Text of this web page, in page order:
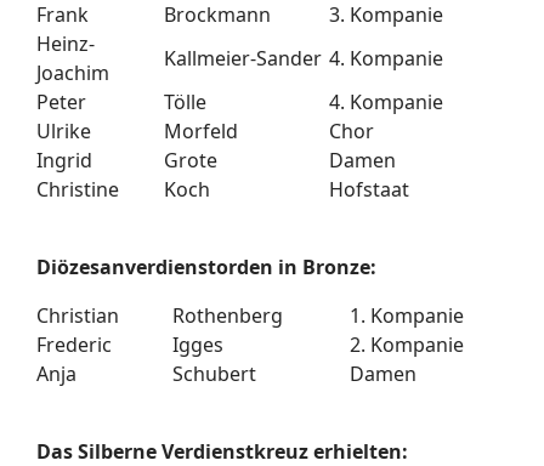
Frank
Brockmann
3. Kompanie
Heinz-
Joachim
Kallmeier-Sander 4. Kompanie
Peter
Tölle
4. Kompanie
Ulrike
Morfeld
Chor
Ingrid
Grote
Damen
Christine
Koch Hofstaat
Diözesanverdienstorden in Bronze:
Christian
Rothenberg
1. Kompanie
Frederic
Igges
2. Kompanie
Anja
Schubert Damen
Das Silberne Verdienstkreuz erhielten: